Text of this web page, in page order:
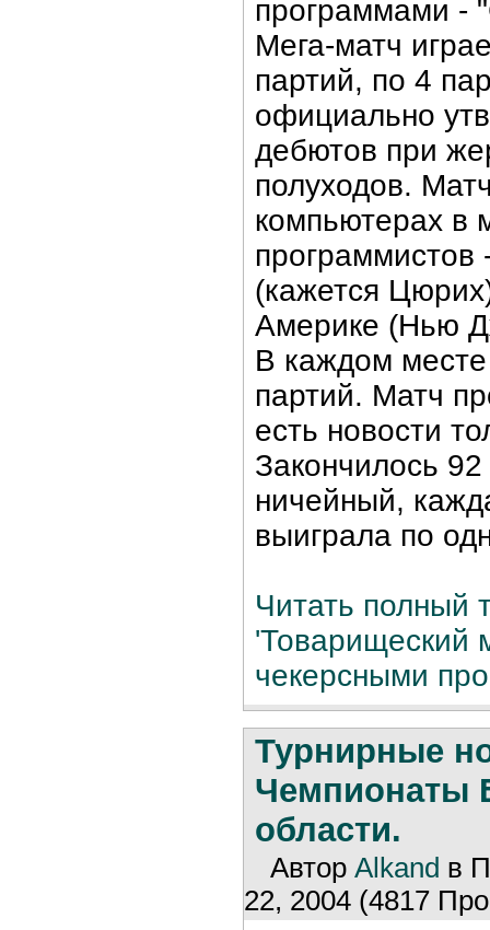
программами -
Мега-матч
партий, по 4
официально
дебютов при
полуходов.
компьютерах в
(кажется
Америке (Нью
В каждом
партий. Матч
есть новости
Закончилось
ничейный,
выиграла по
Читать полный
'Товарищеский
чекерсными
Турнирные
Чемпионаты
области.
Автор Alkand в
22, 2004 (4817